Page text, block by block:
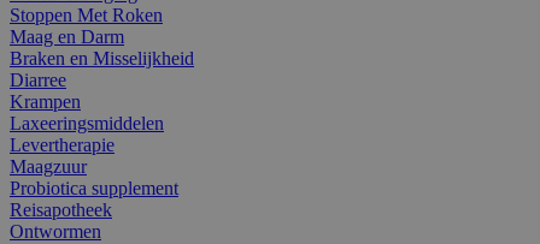
Stoppen Met Roken
Maag en Darm
Braken en Misselijkheid
Diarree
Krampen
Laxeeringsmiddelen
Levertherapie
Maagzuur
Probiotica supplement
Reisapotheek
Ontwormen